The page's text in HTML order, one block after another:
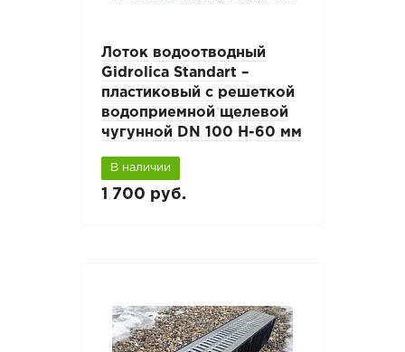
Лоток водоотводный
Gidrolica Standart –
пластиковый с решеткой
водоприемной щелевой
чугунной DN 100 H-60 мм
В наличии
1 700 руб.